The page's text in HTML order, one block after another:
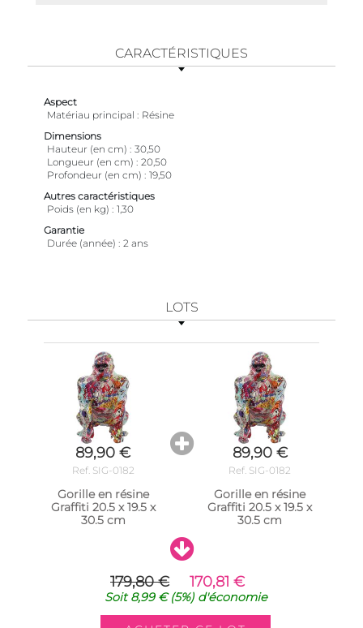
CARACTÉRISTIQUES
Aspect
Matériau principal
Résine
Dimensions
Hauteur (en cm)
30,50
Longueur (en cm)
20,50
Profondeur (en cm)
19,50
Autres caractéristiques
Poids (en kg)
1,30
Garantie
Durée (année)
2 ans
LOTS
89,90 €
Ref. SIG-0182
Gorille en résine
Graffiti 20.5 x 19.5 x
30.5 cm
89,90 €
Ref. SIG-0182
Gorille en résine
Graffiti 20.5 x 19.5 x
30.5 cm
179,80 € 170,81 €
Soit8,99 €(5%)d'économie